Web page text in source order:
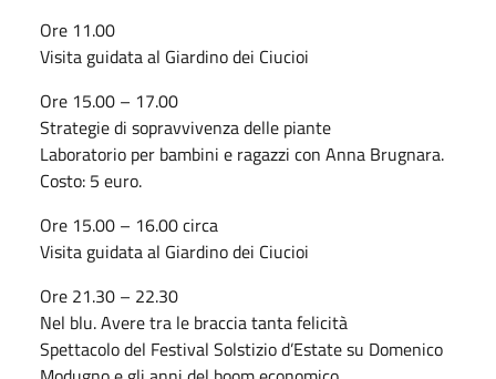
Ore 11.00
Visita guidata al Giardino dei Ciucioi
Ore 15.00 – 17.00
Strategie di sopravvivenza delle piante
Laboratorio per bambini e ragazzi con Anna Brugnara.
Costo: 5 euro.
Ore 15.00 – 16.00 circa
Visita guidata al Giardino dei Ciucioi
Ore 21.30 – 22.30
Nel blu. Avere tra le braccia tanta felicità
Spettacolo del Festival Solstizio d’Estate su Domenico